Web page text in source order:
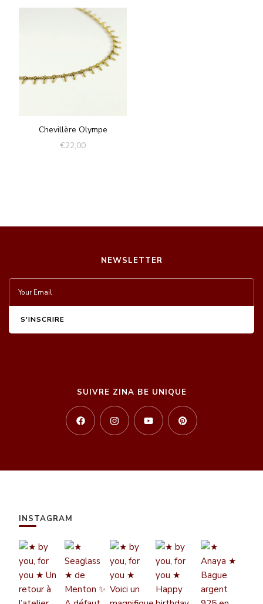
Chevillère Olympe
€22,00
NEWSLETTER
SUIVRE ZINA BE UNIQUE
INSTAGRAM